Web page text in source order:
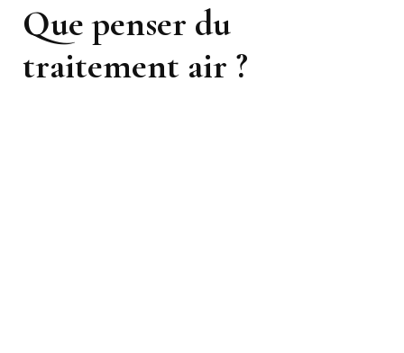
Que penser du
traitement air ?